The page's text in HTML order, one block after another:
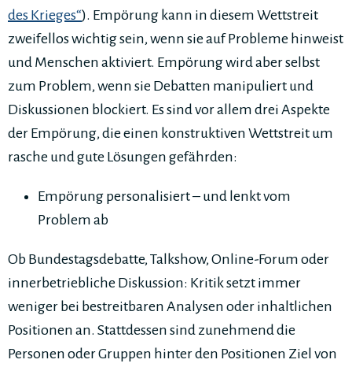
des Krieges“). Empörung kann in diesem Wettstreit
zweifellos wichtig sein, wenn sie auf Probleme hinweist
und Menschen aktiviert. Empörung wird aber selbst
zum Problem, wenn sie Debatten manipuliert und
Diskussionen blockiert. Es sind vor allem drei Aspekte
der Empörung, die einen konstruktiven Wettstreit um
rasche und gute Lösungen gefährden:
Empörung personalisiert – und lenkt vom
Problem ab
Ob Bundestagsdebatte, Talkshow, Online-Forum oder
innerbetriebliche Diskussion: Kritik setzt immer
weniger bei bestreitbaren Analysen oder inhaltlichen
Positionen an. Stattdessen sind zunehmend die
Personen oder Gruppen hinter den Positionen Ziel von